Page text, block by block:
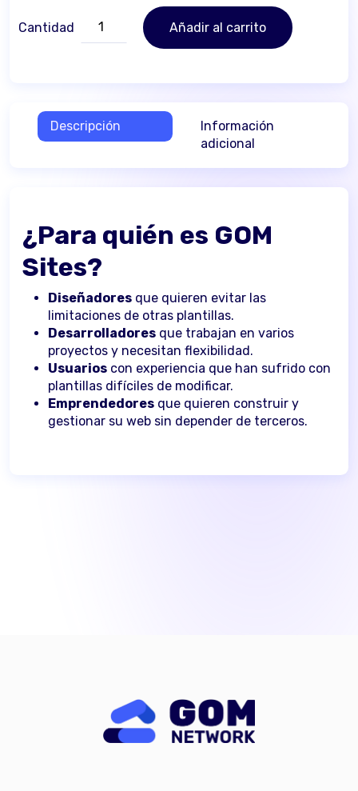
Cantidad
GOM
Añadir al carrito
Descripción
Información
adicional
¿Para quién es GOM
Sites?
Diseñadores que quieren evitar las
limitaciones de otras plantillas.
Desarrolladores que trabajan en varios
proyectos y necesitan flexibilidad.
Usuarios con experiencia que han sufrido con
plantillas difíciles de modificar.
Emprendedores que quieren construir y
gestionar su web sin depender de terceros.